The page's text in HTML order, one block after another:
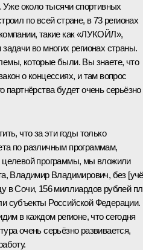
Уже около тысячи спортивных
по всей стране, в 73 регионах
такие как «ЛУКОЙЛ»,
во многих регионах страны.
которые были. Вы знаете, что
о концессиях, и там вопрос
партнёрства будет очень серьёзно
что за эти годы только
по различным программам,
целевой программы, мы вложили
Владимир Владимирович, без
в Сочи, 156 миллиардов рублей
субъекты Российской Федерации.
в каждом регионе, что сегодня
очень серьёзно развивается,